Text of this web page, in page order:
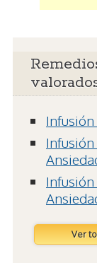
Infusión
Infusión
Infusión
Ver